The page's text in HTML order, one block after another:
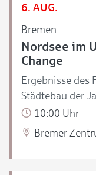
6. AUG.
Bremen
Nordsee im
Change
Ergebnisse des
Städtebau der
10:00 Uhr
Bremer